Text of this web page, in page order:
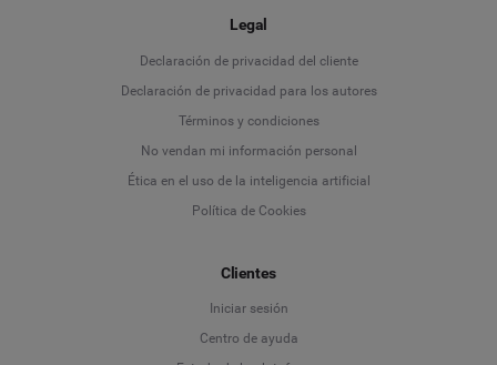
Legal
Declaración de privacidad del cliente
Declaración de privacidad para los autores
Términos y condiciones
No vendan mi información personal
Ética en el uso de la inteligencia artificial
Política de Cookies
Clientes
Iniciar sesión
Centro de ayuda
Language
Deutsch